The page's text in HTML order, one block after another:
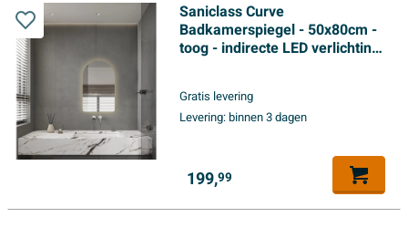
Saniclass Curve
Badkamerspiegel - 50x80cm -
toog - indirecte LED verlichting
Gratis levering
Levering:binnen 3 dagen
199,99